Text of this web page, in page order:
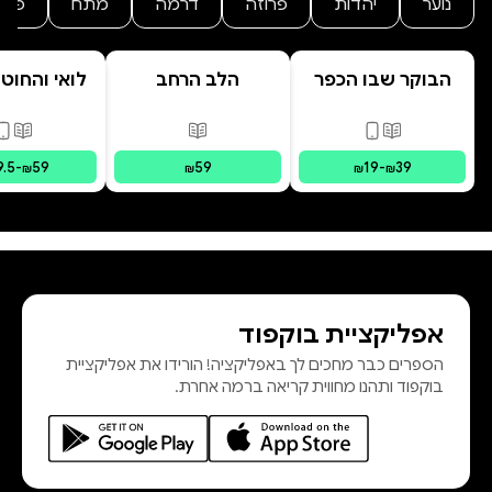
חֲמִימוּת.״ ד"ר נָעֳמִי בֶּן גּוּר, סֵמִינַר
הַקִּבּוּצִים״הַכְּתִיבָה וְהַחֲרִיזָה מְלֵאוֹת חֵן,
תַּע
נוער יהדות פרוזה דרמה מתח
הבוקר שבו הכפר
פורמטים זמינים
מודפס, דיגיטלי
₪19-₪39
הלב הרחב
פורמטים זמינים מודפס
₪59
לואי
-₪59
אפליקציית בוקפוד
הספרים כבר מחכים לך באפליקציה! הורידו את אפליקציית
בוקפוד ותהנו מחווית קריאה ברמה אחרת.